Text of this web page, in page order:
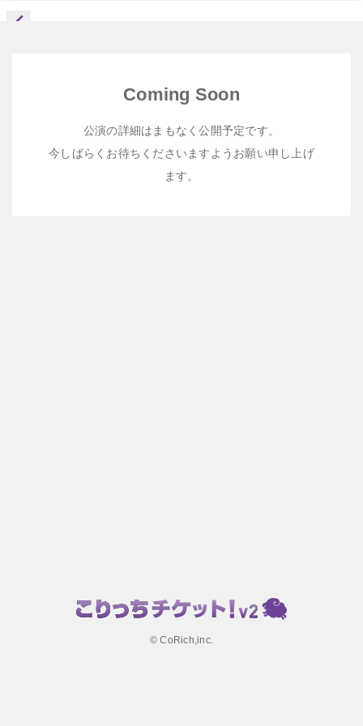
Coming Soon
公演の詳細はまもなく公開予定です。
今しばらくお待ちくださいますようお願い申し上げ
ます。
© CoRich,inc.